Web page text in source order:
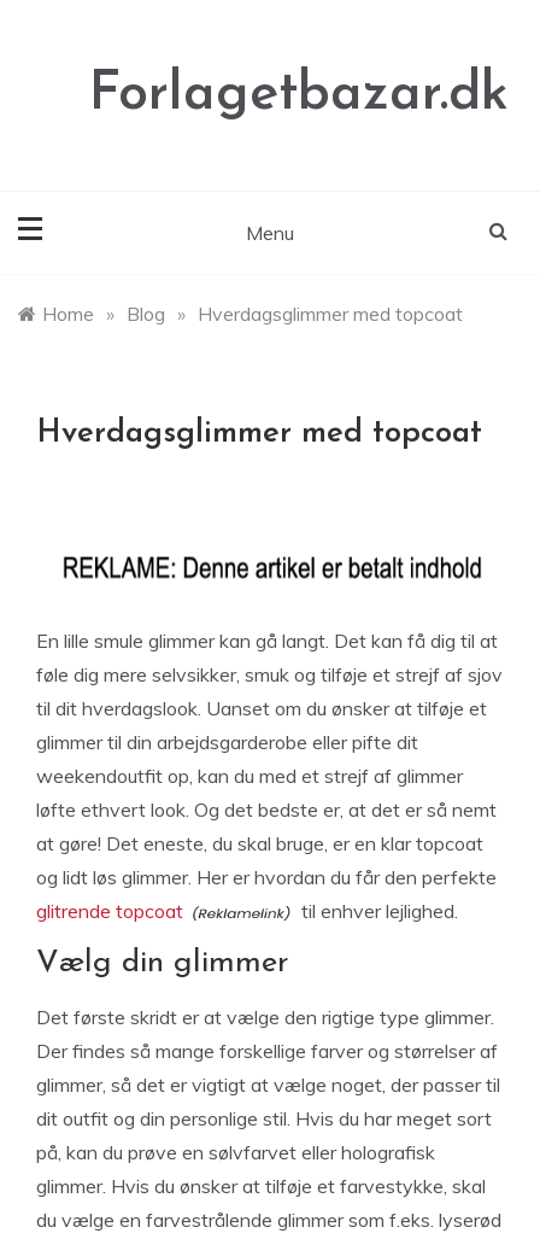
Forlagetbazar.dk
Menu
Home » Blog » Hverdagsglimmer med topcoat
Hverdagsglimmer med topcoat
En lille smule glimmer kan gå langt. Det kan få dig til at
føle dig mere selvsikker, smuk og tilføje et strejf af sjov
til dit hverdagslook. Uanset om du ønsker at tilføje et
glimmer til din arbejdsgarderobe eller pifte dit
weekendoutfit op, kan du med et strejf af glimmer
løfte ethvert look. Og det bedste er, at det er så nemt
at gøre! Det eneste, du skal bruge, er en klar topcoat
og lidt løs glimmer. Her er hvordan du får den perfekte
glitrende topcoat
til enhver lejlighed.
Vælg din glimmer
Det første skridt er at vælge den rigtige type glimmer.
Der findes så mange forskellige farver og størrelser af
glimmer, så det er vigtigt at vælge noget, der passer til
dit outfit og din personlige stil. Hvis du har meget sort
på, kan du prøve en sølvfarvet eller holografisk
glimmer. Hvis du ønsker at tilføje et farvestykke, skal
du vælge en farvestrålende glimmer som f.eks. lyserød